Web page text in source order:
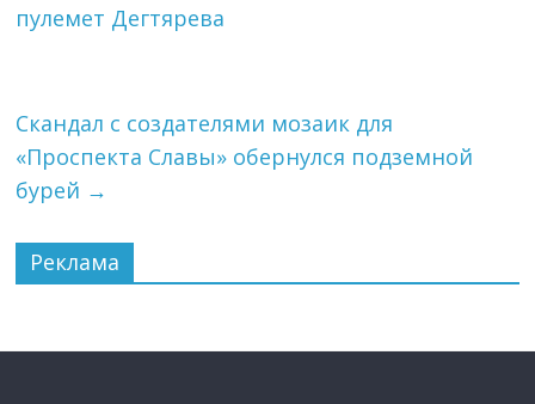
пулемет Дегтярева
Скандал с создателями мозаик для
«Проспекта Славы» обернулся подземной
бурей →
Реклама